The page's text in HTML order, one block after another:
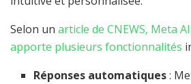
Selon un article de CNEWS, Meta
apporte plusieurs fonctionnalités
Réponses automatiques: